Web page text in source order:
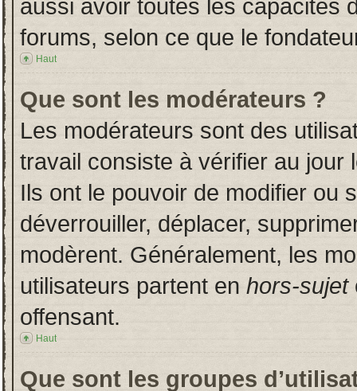
aussi avoir toutes les capacités
forums, selon ce que le
Haut
Que sont les modérateurs ?
Les modérateurs sont des
travail consiste à vérifier au jour
Ils ont le pouvoir de modifier ou
déverrouiller, déplacer,
modèrent. Généralement, les
utilisateurs partent en hors-sujet
offensant.
Haut
Que sont les groupes